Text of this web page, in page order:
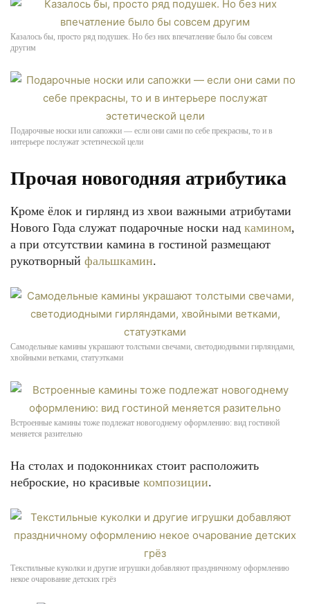
Казалось бы, просто ряд подушек. Но без них впечатление было бы совсем
другим
Подарочные носки или сапожки — если они сами по себе прекрасны, то и в
интерьере послужат эстетической цели
Прочая новогодняя атрибутика
Кроме ёлок и гирлянд из хвои важными атрибутами
Нового Года служат подарочные носки над камином,
а при отсутствии камина в гостиной размещают
рукотворный фальшкамин.
Самодельные камины украшают толстыми свечами, светодиодными гирляндами,
хвойными ветками, статуэтками
Встроенные камины тоже подлежат новогоднему оформлению: вид гостиной
меняется разительно
На столах и подоконниках стоит расположить
неброские, но красивые композиции.
Текстильные куколки и другие игрушки добавляют праздничному оформлению
некое очарование детских грёз